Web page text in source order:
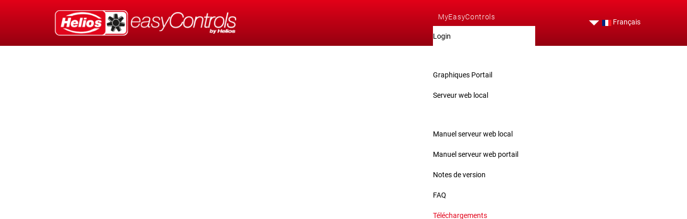
MyEasyControls
Login
Graphiques Portail
Serveur web local
Manuel serveur web local
Manuel serveur web portail
Notes de version
FAQ
Téléchargements
Français